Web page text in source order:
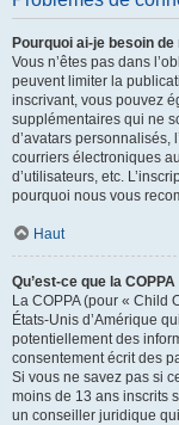
Pourquoi ai-je besoin de
Vous n’êtes pas dans
peuvent limiter la
inscrivant, vous pouvez
supplémentaires qui ne
d’avatars personnalisés,
courriers électroniques
d’utilisateurs, etc.
pourquoi nous vous
Haut
Qu’est-ce que la COPPA
La COPPA (pour « Child
États-Unis d’Amérique
potentiellement des
consentement écrit des
Si vous ne savez pas si
moins de 13 ans inscrits
un conseiller juridique